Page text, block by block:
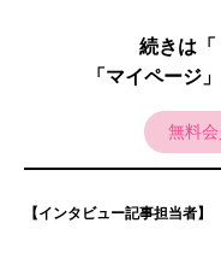
続きは「
「マイページ
無料
【インタビュー記事担当者】